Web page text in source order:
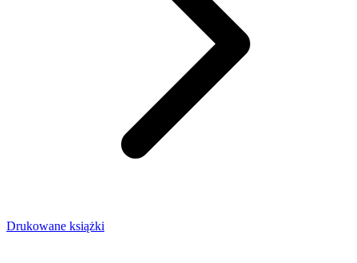
Drukowane książki